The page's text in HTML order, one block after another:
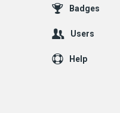
Badges
Users
Help